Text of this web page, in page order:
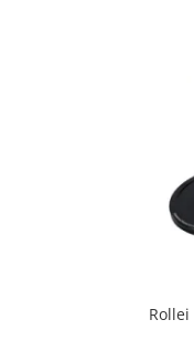
Rollei